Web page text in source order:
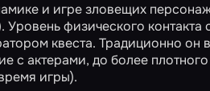
и игре зловещих
физического
квеста. Традиционно он
с актерами, до более
игры).